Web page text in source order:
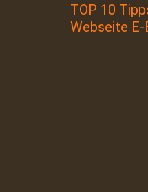
TOP 10
Webseite